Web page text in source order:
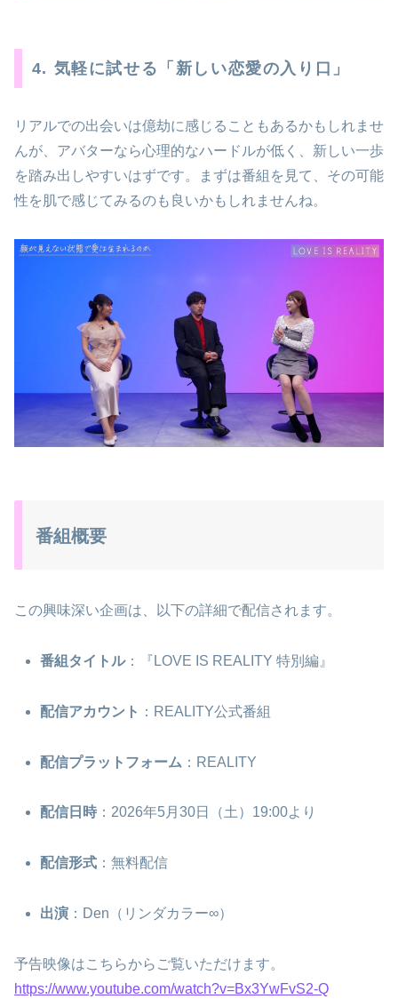
4. 気軽に試せる「新しい恋愛の入り口」
リアルでの出会いは億劫に感じることもあるかもしれませ
んが、アバターなら心理的なハードルが低く、新しい一歩
を踏み出しやすいはずです。まずは番組を見て、その可能
性を肌で感じてみるのも良いかもしれませんね。
番組概要
この興味深い企画は、以下の詳細で配信されます。
番組タイトル：『LOVE IS REALITY 特別編』
配信アカウント ：REALITY公式番組
配信プラットフォーム ：REALITY
配信日時：2026年5月30日（土）19:00より
配信形式 ：無料配信
出演 ：Den（リンダカラー∞）
予告映像はこちらからご覧いただけます。
https://www.youtube.com/watch?v=Bx3YwFvS2-Q